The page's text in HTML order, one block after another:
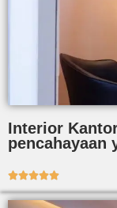
Interior
pencahayaan
